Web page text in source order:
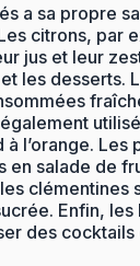
a sa propre
citrons, par
jus et leur
les desserts.
l’orange. Les
en salade de
clémentines
Enfin, les
des